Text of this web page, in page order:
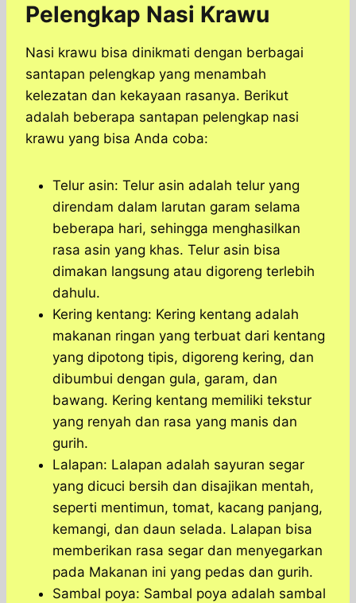
Pelengkap Nasi Krawu
Nasi krawu bisa dinikmati dengan berbagai
santapan pelengkap yang menambah
kelezatan dan kekayaan rasanya. Berikut
adalah beberapa santapan pelengkap nasi
krawu yang bisa Anda coba:
Telur asin: Telur asin adalah telur yang
direndam dalam larutan garam selama
beberapa hari, sehingga menghasilkan
rasa asin yang khas. Telur asin bisa
dimakan langsung atau digoreng terlebih
dahulu.
Kering kentang: Kering kentang adalah
makanan ringan yang terbuat dari kentang
yang dipotong tipis, digoreng kering, dan
dibumbui dengan gula, garam, dan
bawang. Kering kentang memiliki tekstur
yang renyah dan rasa yang manis dan
gurih.
Lalapan: Lalapan adalah sayuran segar
yang dicuci bersih dan disajikan mentah,
seperti mentimun, tomat, kacang panjang,
kemangi, dan daun selada. Lalapan bisa
memberikan rasa segar dan menyegarkan
pada Makanan ini yang pedas dan gurih.
Sambal poya: Sambal poya adalah sambal